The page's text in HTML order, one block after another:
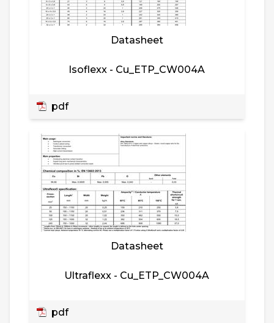
Datasheet
Isoflexx - Cu_ETP_CW004A
pdf
Datasheet
Ultraflexx - Cu_ETP_CW004A
pdf